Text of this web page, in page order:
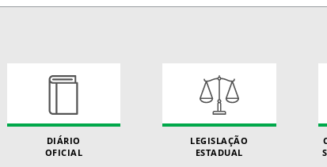
DIÁRIO
OFICIAL
LEGISLAÇÃO
ESTADUAL